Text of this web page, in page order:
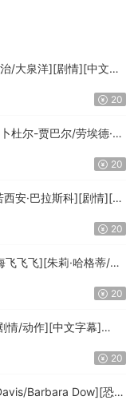
/大泉洋][剧情][中文字
20
杜尔-贾巴尔/劳埃德·布
20
安·巴拉斯科][剧情][中
20
飞飞][朱莉·哈格蒂/罗
20
情/动作][中文字幕]
20
Barbara Dow][恐